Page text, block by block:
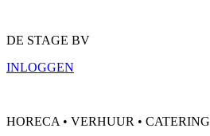
DE STAGE BV
INLOGGEN
HORECA • VERHUUR • CATERING